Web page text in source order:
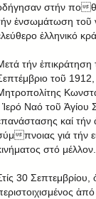
στήν πο
ἐνσωμάτωση
ἑλληνικό
τήν ἐπικράτηση
τοῦ 1912,
Ναό τοῦ Ἁγίου
καί τήν
πνοιας γιά τήν
στό μέλλον.
30